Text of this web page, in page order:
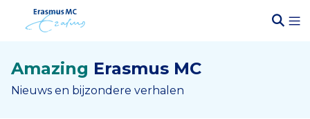
Amazing Erasmus MC
Nieuws en bijzondere verhalen